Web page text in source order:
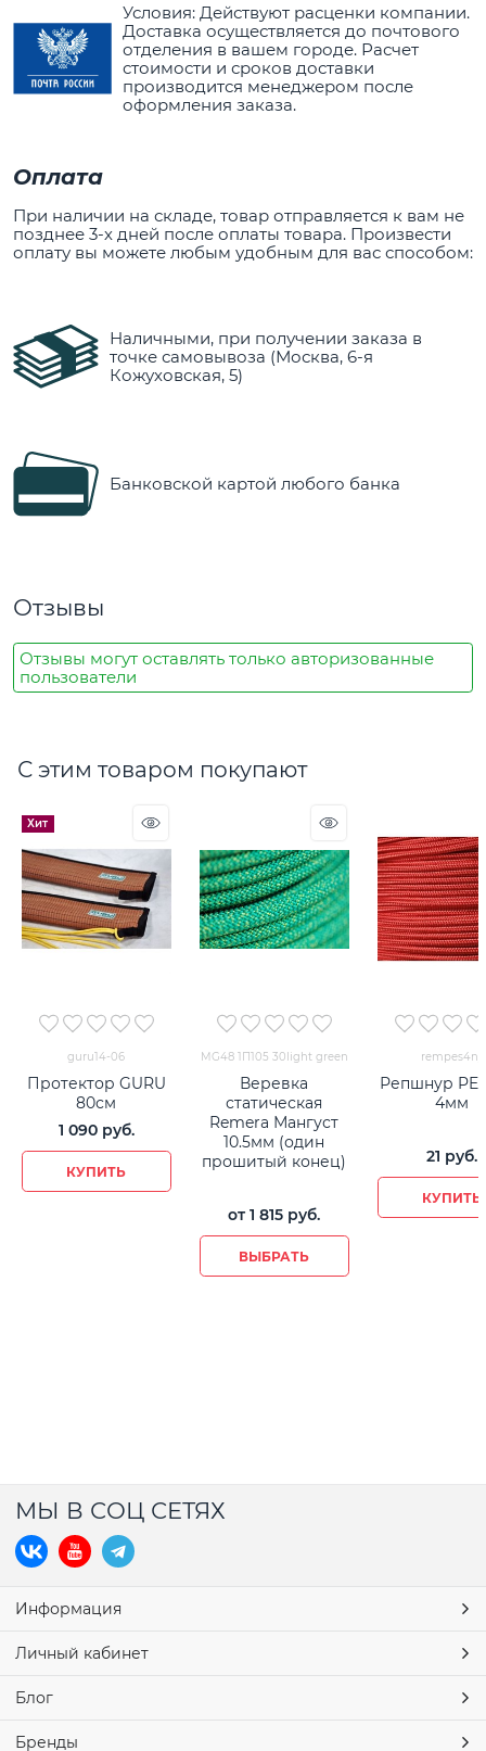
Условия: Действуют расценки компании.
Доставка осуществляется до почтового
отделения в вашем городе. Расчет
стоимости и сроков доставки
производится менеджером после
оформления заказа.
Оплата
При наличии на складе, товар отправляется к вам не
позднее 3-х дней после оплаты товара. Произвести
оплату вы можете любым удобным для вас способом:
Наличными, при получении заказа в
точке самовывоза (Москва, 6-я
Кожуховская, 5)
Банковской картой любого банка
Отзывы
Отзывы могут оставлять только авторизованные
пользователи
С этим товаром покупают
Хит
guru14-06
Протектор GURU
80см
1 090 руб.
КУПИТЬ
MG48 1П105 30light green
Веревка
статическая
Remera Мангуст
10.5мм (один
прошитый конец)
от1 815 руб.
ВЫБРАТЬ
rempes4ny
Репшнур
4мм
21 руб.
КУПИТЬ
МЫ В СОЦ СЕТЯХ
Информация
Личный кабинет
Блог
Бренды